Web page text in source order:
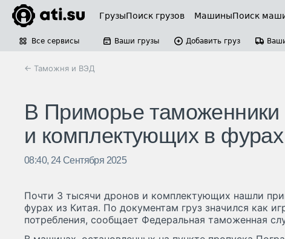
ГрузыПоиск грузов МашиныПоиск
Все сервисы Ваши грузы Добавить груз
← Таможня и ВЭД
В Приморье
и комплектующих в
08:40, 24 Сентября 2025
Почти 3 тысячи дронов и комплектующих нашли
фурах из Китая. По документам груз значился как
потребления, сообщает Федеральная таможенная